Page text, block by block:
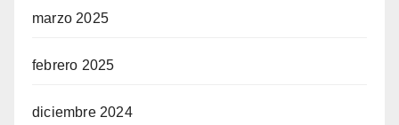
marzo 2025
febrero 2025
diciembre 2024